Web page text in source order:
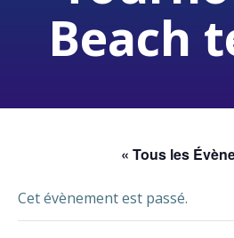
Beach
« Tous les
Cet évènement est passé.